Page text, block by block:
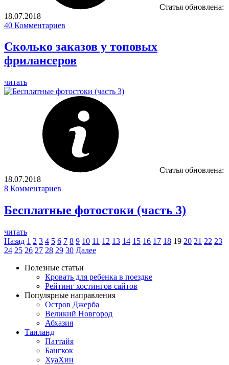
Статья обновлена:
18.07.2018
40 Комментариев
Сколько заказов у топовых
фрилансеров
читать
Статья обновлена:
18.07.2018
8 Комментариев
Бесплатные фотостоки (часть 3)
читать
Назад 1 2 3 4 5 6 7 8 9 10 11 12 13 14 15 16 17 18 19 20 21 22 23
24 25 26 27 28 29 30 Далее
Полезные статьи
Кровать для ребенка в поездке
Рейтинг хостингов сайтов
Популярные направления
Остров Джерба
Великий Новгород
Абхазия
Таиланд
Паттайя
Бангкок
ХуаХин